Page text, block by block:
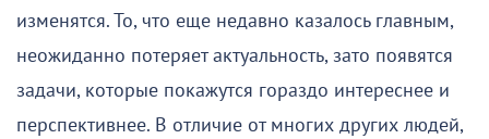
изменятся. То, что еще недавно казалось главным,
неожиданно потеряет актуальность, зато появятся
задачи, которые покажутся гораздо интереснее и
перспективнее. В отличие от многих других людей,